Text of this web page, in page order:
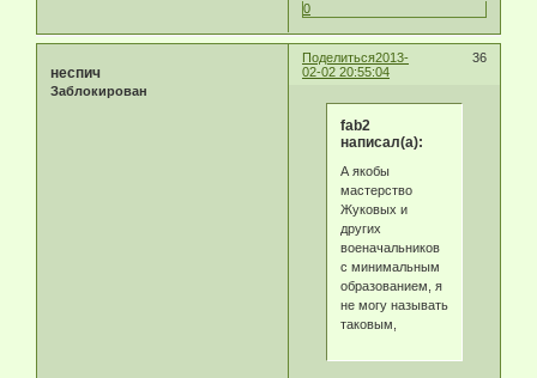
0
Поделиться 36
2013-
02-02 20:55:04
неспич
Заблокирован
fab2
написал(а):
А якобы
мастерство
Жуковых и
других
военачальников
с минимальным
образованием, я
не могу называть
таковым,